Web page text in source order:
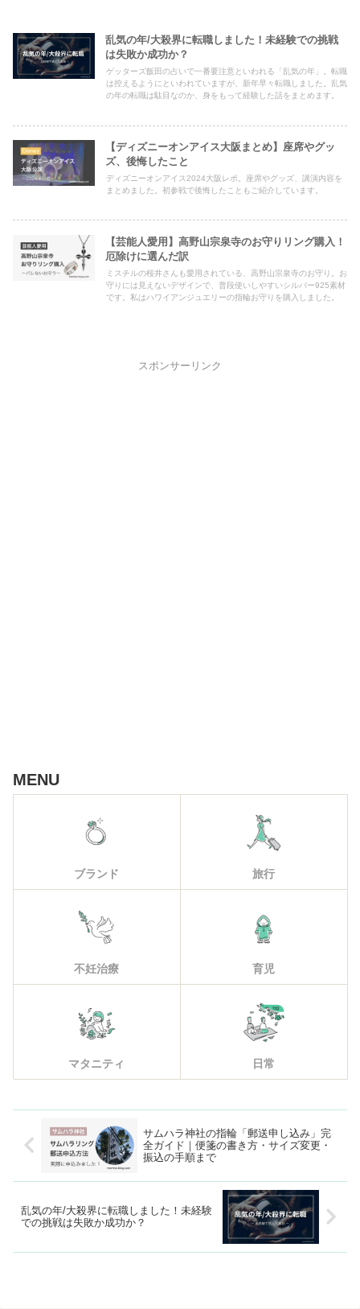
乱気の年/大殺界に転職しました！未経験での挑戦
は失敗か成功か？
ゲッターズ飯田の占いで一番要注意といわれる「乱気の年」。転職
は控えるようにといわれていますが、新年早々転職しました。乱気
の年の転職は駄目なのか、身をもって経験した話をまとめます。
【ディズニーオンアイス大阪まとめ】座席やグッ
ズ、後悔したこと
ディズニーオンアイス2024大阪レポ。座席やグッズ、講演内容を
まとめました。初参戦で後悔したこともご紹介しています。
【芸能人愛用】高野山宗泉寺のお守りリング購入！
厄除けに選んだ訳
ミスチルの桜井さんも愛用されている、高野山宗泉寺のお守り。お
守りには見えないデザインで、普段使いしやすいシルバー925素材
です。私はハワイアンジュエリーの指輪お守りを購入しました。
スポンサーリンク
MENU
ブランド 旅行
不妊治療 育児
マタニティ 日常
サムハラ神社の指輪「郵送申し込み」完
全ガイド｜便箋の書き方・サイズ変更・
振込の手順まで
乱気の年/大殺界に転職しました！未経験
での挑戦は失敗か成功か？